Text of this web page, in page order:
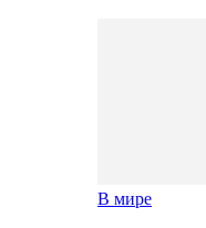
В мире